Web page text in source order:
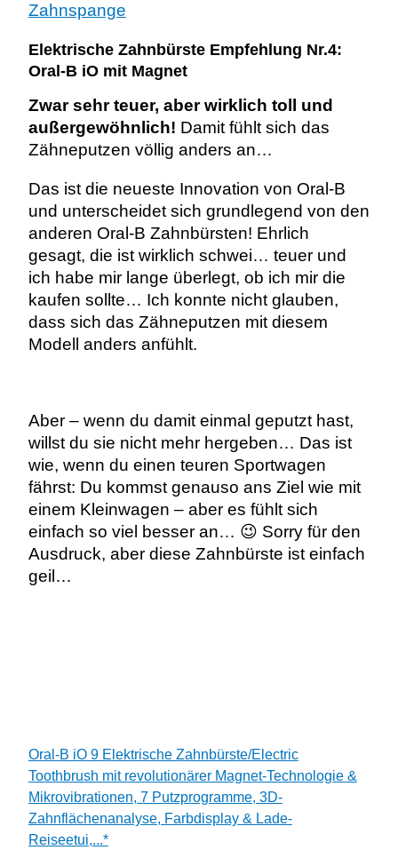
Zahnspange
Elektrische Zahnbürste Empfehlung Nr.4:
Oral-B iO mit Magnet
Zwar sehr teuer, aber wirklich toll und
außergewöhnlich! Damit fühlt sich das
Zähneputzen völlig anders an…
Das ist die neueste Innovation von Oral-B
und unterscheidet sich grundlegend von den
anderen Oral-B Zahnbürsten! Ehrlich
gesagt, die ist wirklich schwei… teuer und
ich habe mir lange überlegt, ob ich mir die
kaufen sollte… Ich konnte nicht glauben,
dass sich das Zähneputzen mit diesem
Modell anders anfühlt.
Aber – wenn du damit einmal geputzt hast,
willst du sie nicht mehr hergeben… Das ist
wie, wenn du einen teuren Sportwagen
fährst: Du kommst genauso ans Ziel wie mit
einem Kleinwagen – aber es fühlt sich
einfach so viel besser an… 😉 Sorry für den
Ausdruck, aber diese Zahnbürste ist einfach
geil…
Oral-B iO 9 Elektrische Zahnbürste/Electric
Toothbrush mit revolutionärer Magnet-Technologie &
Mikrovibrationen, 7 Putzprogramme, 3D-
Zahnflächenanalyse, Farbdisplay & Lade-
Reiseetui,...*